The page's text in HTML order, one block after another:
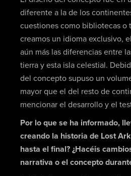
diferente a la de los
cuestiones como bibliotecas o
creamos un idioma exclusivo,
aún más las diferencias entre
tierra y esta isla celestial.
del concepto supuso un
mayor que el del resto de
mencionar el desarrollo y el
Por lo que se ha informado,
creando la historia de Lost
hasta el final? ¿Hacéis
narrativa o el concepto